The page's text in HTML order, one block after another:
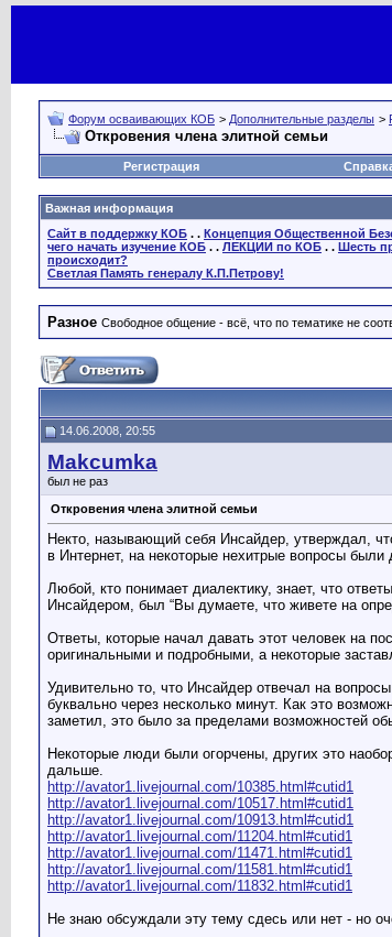
Форум осваивающих КОБ > Дополнительные разделы >
Откровения члена элитной семьи
Регистрация
Важная информация
Сайт в поддержку КОБ . . Концепция Общественной
чего начать изучение КОБ . . ЛЕКЦИИ по КОБ . . Шесть
происходит?
Светлая Память генералу К.П.Петрову!
Разное Свободное общение - всё, что по тематике не
14.06.2008, 20:55
Makcumka
был не раз
Откровения члена элитной семьи
Некто, называющий себя Инсайдер, утверждал,
в Интернет, на некоторые нехитрые вопросы
Любой, кто понимает диалектику, знает, что
Инсайдером, был “Вы думаете, что живете на
Ответы, которые начал давать этот человек на
оригинальными и подробными, а некоторые
Удивительно то, что Инсайдер отвечал на
буквально через несколько минут. Как это
заметил, это было за пределами возможностей
Некоторые люди были огорчены, других это
дальше.
http://avator1.livejournal.com/10385.html#cutid1
http://avator1.livejournal.com/10517.html#cutid1
http://avator1.livejournal.com/10913.html#cutid1
http://avator1.livejournal.com/11204.html#cutid1
http://avator1.livejournal.com/11471.html#cutid1
http://avator1.livejournal.com/11581.html#cutid1
http://avator1.livejournal.com/11832.html#cutid1
Не знаю обсуждали эту тему сдесь или нет - но